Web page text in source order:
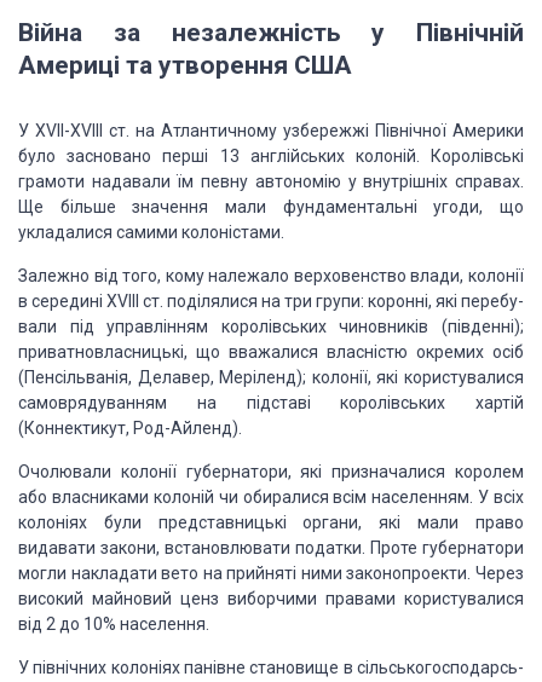
Війна за незалежність у Північній
Америці та утворення США
У XVII-XVIII ст. на Атлантичному узбережжі Північної Аме­рики
було засновано перші 13 англійських колоній. Королівські
грамоти надавали їм певну автономію у внутрішніх справах.
Ще більше значення мали фундаментальні угоди, що
укладалися са­мими колоністами.
Залежно від того, кому належало верховенство влади, колонії
в середині XVIII ст. поділялися на три групи: коронні, які перебу­
вали під управлінням королівських чиновників (південні);
приват­новласницькі, що вважалися власністю окремих осіб
(Пенсільва­нія, Делавер, Меріленд); колонії, які користувалися
самоврядуванням на підставі королівських хартій
(Коннектикут, Род-Айленд).
Очолювали колонії губернатори, які призначалися королем
або власниками колоній чи обиралися всім населенням. У всіх
коло­ніях були представницькі органи, які мали право
видавати закони, встановлювати податки. Проте губернатори
могли накладати вето на прийняті ними законопроекти. Через
високий майновий ценз виборчими правами користувалися
від 2 до 10% населення.
У північних колоніях панівне становище в сільськогосподарсь­